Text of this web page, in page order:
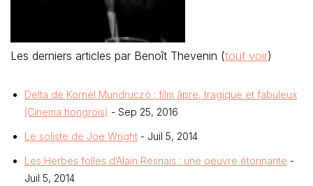
Les derniers articles par Benoît Thevenin (tout voir)
Delta de Kornél Mundruczó ; film âpre, tragique et fabuleux
(Cinema hongrois) - Sep 25, 2016
Le soliste de Joe Wright - Juil 5, 2014
Les Herbes folles d’Alain Resnais : une oeuvre étonnante -
Juil 5, 2014